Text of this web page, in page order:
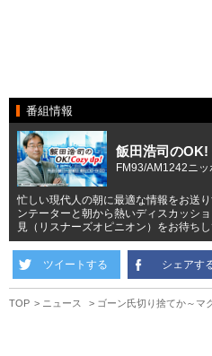
番組情報
飯田浩司の
FM93/AM1242ニ
忙しい現代人の朝に最適な情報をお送
ンテーターと朝から熱いディスカッシ
見（リスナーズオピニオン）をお待ちし
ツイートする シェアす
TOP ニュース ゴーン氏切り捨てか～マ